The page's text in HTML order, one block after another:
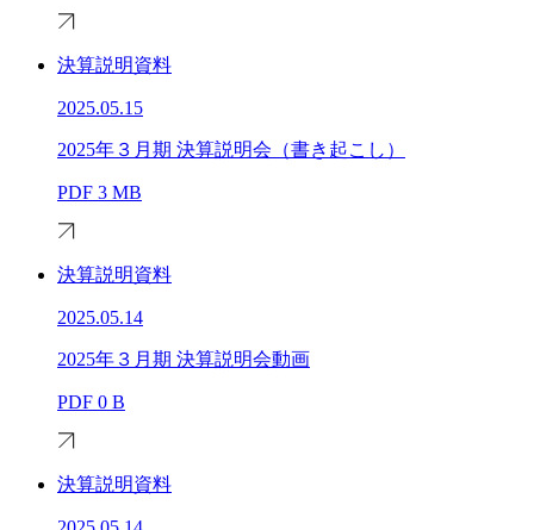
決算説明資料
2025.05.15
2025年３月期 決算説明会（書き起こし）
PDF 3 MB
決算説明資料
2025.05.14
2025年３月期 決算説明会動画
PDF 0 B
決算説明資料